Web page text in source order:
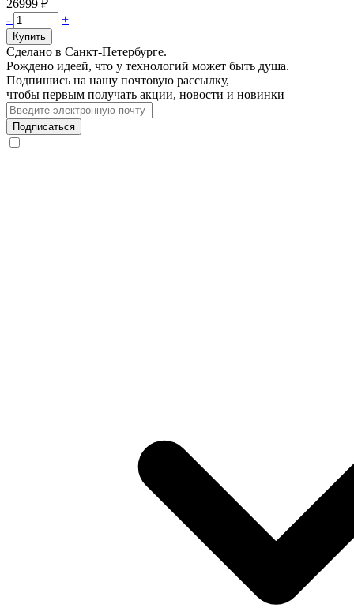
26999 ₽
Количество
- +
Купить
Сделано в Санкт-Петербурге.
Рождено идеей, что у технологий может быть душа.
Подпишись на нашу почтовую рассылку,
чтобы первым получать акции, новости и новинки
Подписаться